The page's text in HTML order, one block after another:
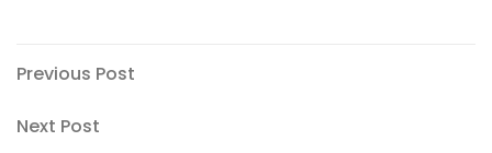
Bericht
navigatie
Previous
Previous Post
Next
Next Post